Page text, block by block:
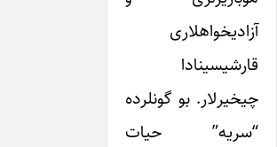
آزادیخواهلاری
قارشیسینادا
چیخیرلار. بو گونلرده
“سریه” حیات